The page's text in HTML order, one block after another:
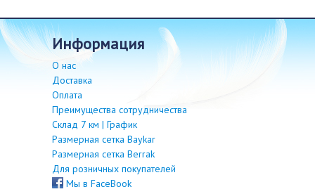
информация
О нас
Доставка
Оплата
Преимущества сотрудничества
Склад 7 км | График
Размерная сетка Baykar
Размерная сетка Berrak
Для розничных покупателей
Мы в FaceBook